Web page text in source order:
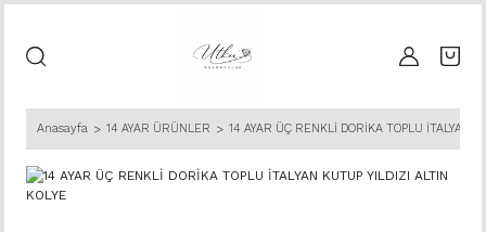
Anasayfa 14 AYAR ÜRÜNLER 14 AYAR ÜÇ RENKLİ DORİKA TOPLU İTALYAN